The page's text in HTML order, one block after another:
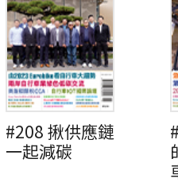
#208 揪供應鏈
一起減碳